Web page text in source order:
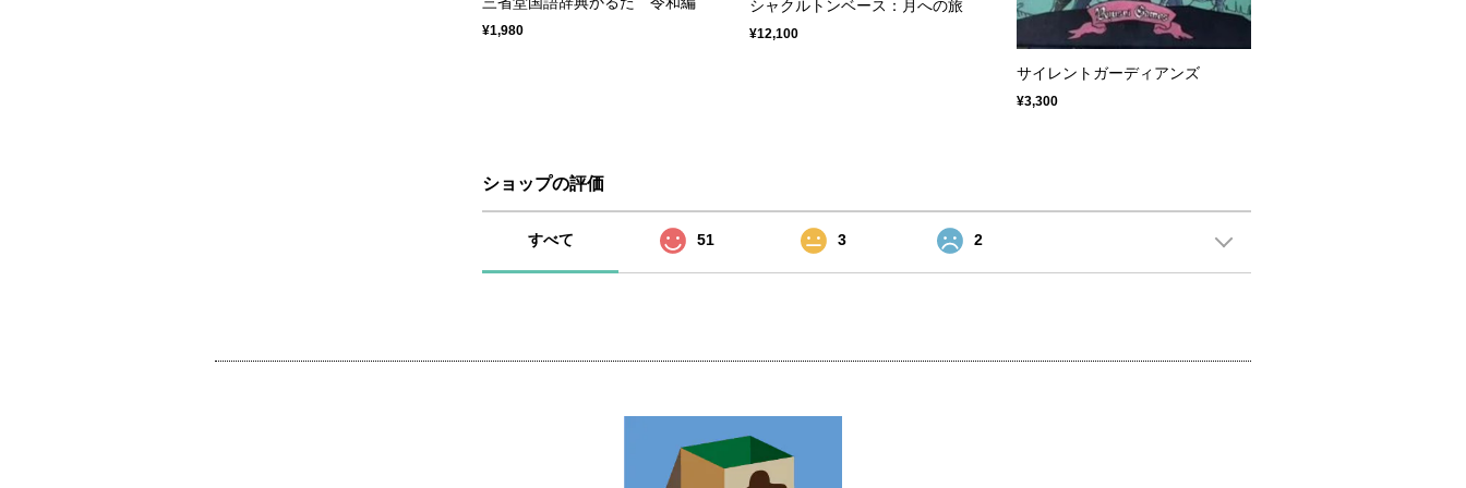
¥1,980
シャクルトンベース：月への旅
¥12,100
サイレントガーディアンズ
¥3,300
ショップの評価
すべて 51 3 2